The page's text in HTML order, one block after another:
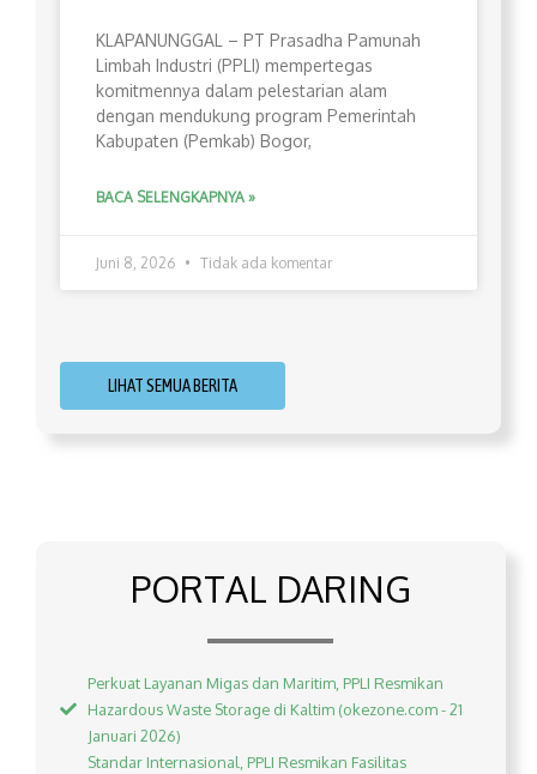
​KLAPANUNGGAL – PT Prasadha Pamunah
Limbah Industri (PPLI) mempertegas
komitmennya dalam pelestarian alam
dengan mendukung program Pemerintah
Kabupaten (Pemkab) Bogor,
BACA SELENGKAPNYA »
Juni 8, 2026 Tidak ada komentar
LIHAT SEMUA BERITA
PORTAL DARING
Perkuat Layanan Migas dan Maritim, PPLI Resmikan
Hazardous Waste Storage di Kaltim (okezone.com - 21
Januari 2026)
Standar Internasional, PPLI Resmikan Fasilitas